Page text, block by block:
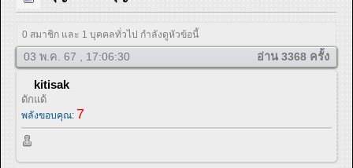
0 สมาชิก และ 1 บุคคลทั่วไป กำลังดูหัวข้อนี้
03 พ.ค. 67 , 17:06:30 อ่าน 3368 ครั้ง
kitisak
ดักแด้
พลังขอบคุณ: 7